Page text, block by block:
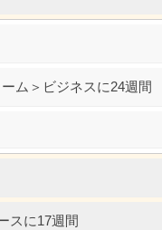
ム＞ビジネスに24週間
スに17週間